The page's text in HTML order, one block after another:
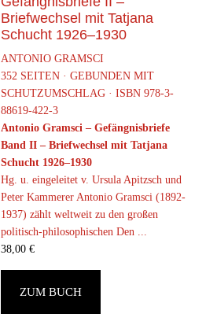
Briefwechsel mit Tatjana
Schucht 1926–1930
ANTONIO GRAMSCI
352 SEITEN · GEBUNDEN MIT
SCHUTZUMSCHLAG · ISBN 978-3-
88619-422-3
Antonio Gramsci – Gefängnisbriefe
Band II – Briefwechsel mit Tatjana
Schucht 1926–1930
Hg. u. eingeleitet v. Ursula Apitzsch und
Peter Kammerer Antonio Gramsci (1892-
1937) zählt weltweit zu den großen
politisch-philosophischen Den ...
38,00€
ZUM BUCH